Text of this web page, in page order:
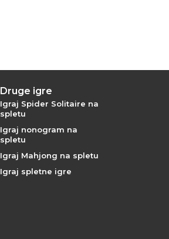
Druge igre
Igraj Spider Solitaire na
spletu
Igraj nonogram na
spletu
Igraj Mahjong na spletu
Igraj spletne igre